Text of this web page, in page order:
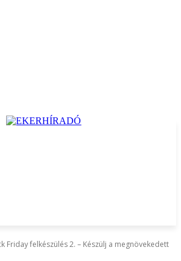
Friday felkészülés 2. – Készülj a megnövekedett